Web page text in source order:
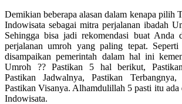
Demikian beberapa alasan dalam kenapa pilih
Indowisata sebagai mitra perjalanan ibadah
Sehingga bisa jadi rekomendasi buat Anda
perjalanan umroh yang paling tepat. Seperti
disampaikan pemerintah dalam hal ini
Umroh ?? Pastikan 5 hal berikut,
Pastikan Jadwalnya, Pastikan
Pastikan Visanya. Alhamdulillah 5 pasti itu
Indowisata.